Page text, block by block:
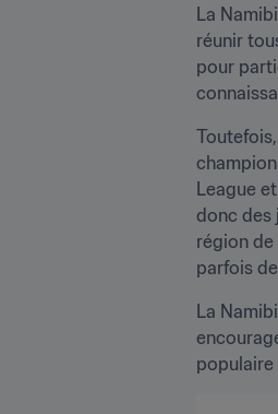
La
réunir
pour
League
donc des
région de
parfois
La
populaire